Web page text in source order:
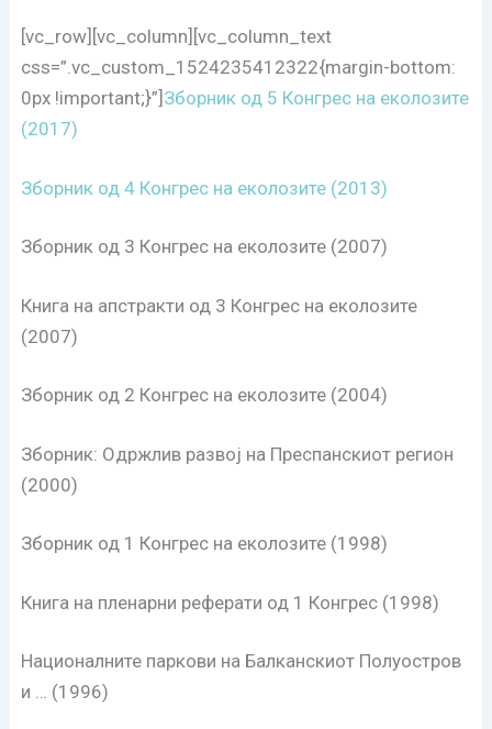
[vc_row][vc_column][vc_column_text
css=”.vc_custom_1524235412322{margin-bottom:
0px !important;}”] Зборник од 5 Конгрес на еколозите
(2017)
Зборник од 4 Конгрес на еколозите (2013)
Зборник од 3 Конгрес на еколозите (2007)
Книга на апстракти од 3 Конгрес на еколозите
(2007)
Зборник од 2 Конгрес на еколозите (2004)
Зборник: Одржлив развој на Преспанскиот регион
(2000)
Зборник од 1 Конгрес на еколозите (1998)
Книга на пленарни реферати од 1 Конгрес (1998)
Националните паркови на Балканскиот Полуостров
и … (1996)